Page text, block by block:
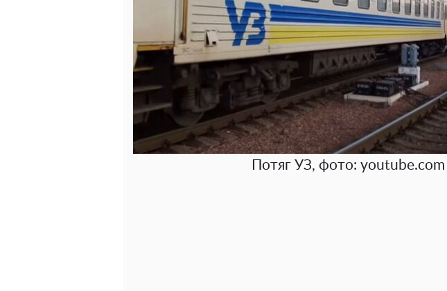
Потяг УЗ, фото: youtube.com